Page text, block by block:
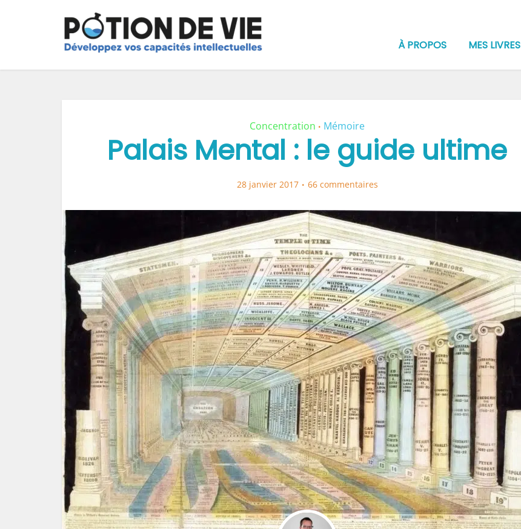
À PROPOS MES LIVRES
Concentration • Mémoire
Palais Mental : le guide ultime
28 janvier 2017 66 commentaires